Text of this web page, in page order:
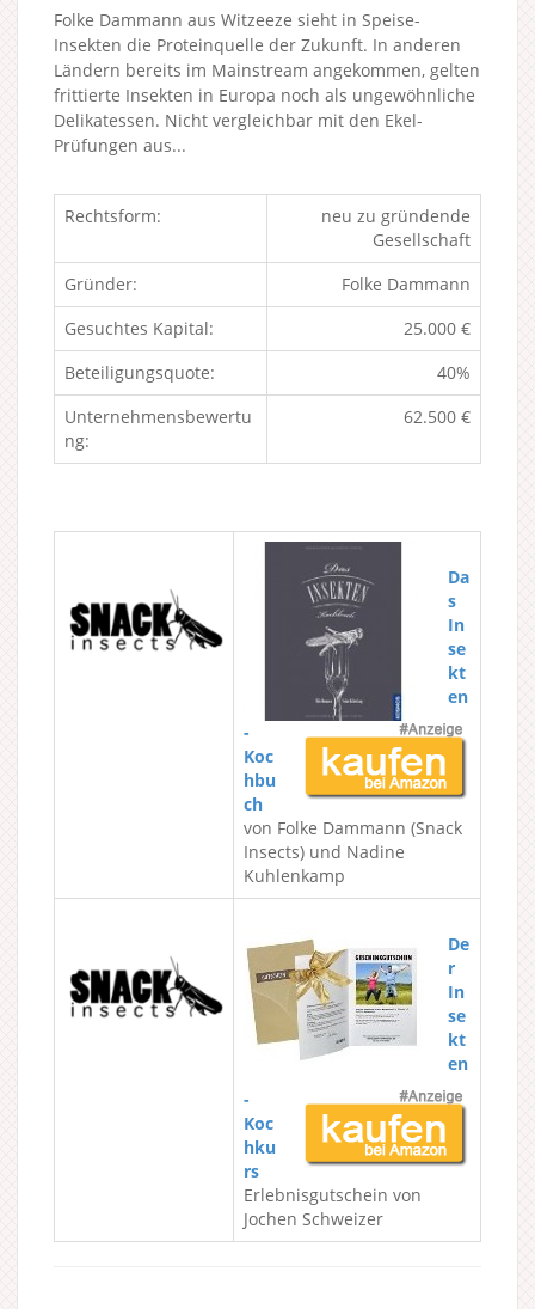
Folke Dammann aus Witzeeze sieht in Speise-
Insekten die Proteinquelle der Zukunft. In anderen
Ländern bereits im Mainstream angekommen, gelten
frittierte Insekten in Europa noch als ungewöhnliche
Delikatessen. Nicht vergleichbar mit den Ekel-
Prüfungen aus...
Rechtsform:
neu zu gründende
Gesellschaft
Gründer:
Folke Dammann
Gesuchtes Kapital:
25.000 €
Beteiligungsquote:
40%
Unternehmensbewertu
ng:
62.500 €
Da
s
In
se
kt
en
-
Koc
hbu
ch
von Folke Dammann (Snack
Insects) und Nadine
Kuhlenkamp
De
r
In
se
kt
en
-
Koc
hku
rs
Erlebnisgutschein von
Jochen Schweizer